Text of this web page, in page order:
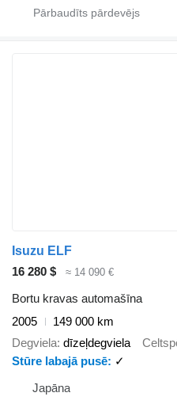
Isuzu ELF
16 280 $
≈ 14 090 €
Bortu kravas automašīna
2005
149 000 km
Degviela dīzeļdegviela
Stūre labajā pusē
✓
Japāna